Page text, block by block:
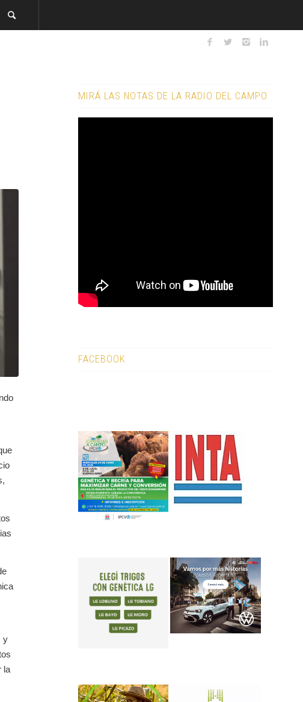
y
la
MIRÁ LAS NOTAS DE LA RADIO DEL CAMPO
FACEBOOK